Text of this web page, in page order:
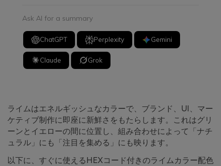
Ask AI for a summary
ChatGPT Perplexity Gemini
Claude Grok
ライムはエネルギッシュなカラーで、ブランド、UI、マー
ケティブ制作に即座に新鮮さをもたらします。これはグリ
ーンとイエローの間に位置し、組み合わせによって「ナチ
ュラル」にも「注目を集める」にも映ります。
以下に、すぐに使えるHEXコード付きのライムカラー配色